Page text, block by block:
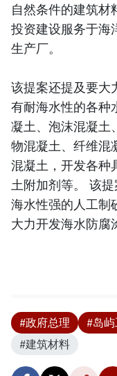
自然条件的建筑材
投资建设服务于海
生产厂。
该提案还提及要大
有耐海水性的各种
凝土、泡沫混凝土
物混凝土、纤维混
混凝土，开发各种
土附加剂等。 该
海水性强的人工制
大力开发海水防
#政府总理 #岛
#建筑材料